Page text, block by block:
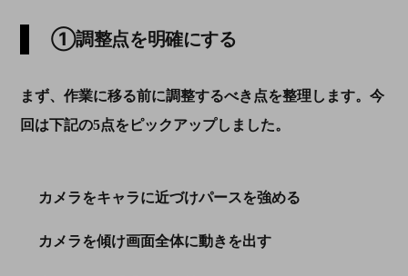
①調整点を明確にする
まず、作業に移る前に調整するべき点を整理します。今
回は下記の5点をピックアップしました。
カメラをキャラに近づけパースを強める
カメラを傾け画面全体に動きを出す